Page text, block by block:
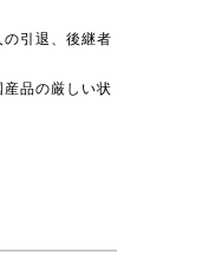
引退、後継者
品の厳しい状